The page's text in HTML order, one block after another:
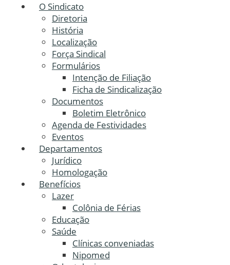
O Sindicato
Diretoria
História
Localização
Força Sindical
Formulários
Intenção de Filiação
Ficha de Sindicalização
Documentos
Boletim Eletrônico
Agenda de Festividades
Eventos
Departamentos
Jurídico
Homologação
Benefícios
Lazer
Colônia de Férias
Educação
Saúde
Clínicas conveniadas
Nipomed